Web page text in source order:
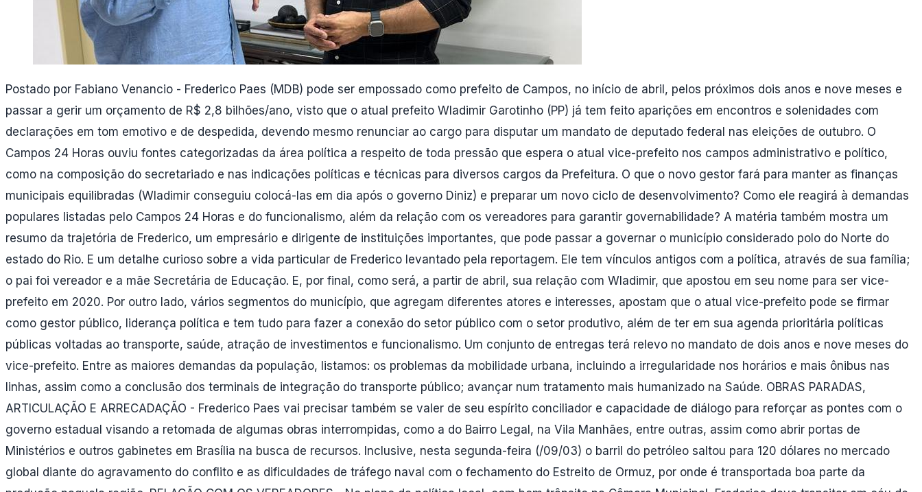
Postado por Fabiano Venancio - Frederico Paes (MDB) pode ser empossado como prefeito de Campos, no início de abril, pelos próximos dois anos e nove meses e
passar a gerir um orçamento de R$ 2,8 bilhões/ano, visto que o atual prefeito Wladimir Garotinho (PP) já tem feito aparições em encontros e solenidades com
declarações em tom emotivo e de despedida, devendo mesmo renunciar ao cargo para disputar um mandato de deputado federal nas eleições de outubro. O
Campos 24 Horas ouviu fontes categorizadas da área política a respeito de toda pressão que espera o atual vice-prefeito nos campos administrativo e político,
como na composição do secretariado e nas indicações políticas e técnicas para diversos cargos da Prefeitura. O que o novo gestor fará para manter as finanças
municipais equilibradas (Wladimir conseguiu colocá-las em dia após o governo Diniz) e preparar um novo ciclo de desenvolvimento? Como ele reagirá à demandas
populares listadas pelo Campos 24 Horas e do funcionalismo, além da relação com os vereadores para garantir governabilidade? A matéria também mostra um
resumo da trajetória de Frederico, um empresário e dirigente de instituições importantes, que pode passar a governar o município considerado polo do Norte do
estado do Rio. E um detalhe curioso sobre a vida particular de Frederico levantado pela reportagem. Ele tem vínculos antigos com a política, através de sua família;
o pai foi vereador e a mãe Secretária de Educação. E, por final, como será, a partir de abril, sua relação com Wladimir, que apostou em seu nome para ser vice-
prefeito em 2020. Por outro lado, vários segmentos do município, que agregam diferentes atores e interesses, apostam que o atual vice-prefeito pode se firmar
como gestor público, liderança política e tem tudo para fazer a conexão do setor público com o setor produtivo, além de ter em sua agenda prioritária políticas
públicas voltadas ao transporte, saúde, atração de investimentos e funcionalismo. Um conjunto de entregas terá relevo no mandato de dois anos e nove meses do
vice-prefeito. Entre as maiores demandas da população, listamos: os problemas da mobilidade urbana, incluindo a irregularidade nos horários e mais ônibus nas
linhas, assim como a conclusão dos terminais de integração do transporte público; avançar num tratamento mais humanizado na Saúde. OBRAS PARADAS,
ARTICULAÇÃO E ARRECADAÇÃO - Frederico Paes vai precisar também se valer de seu espírito conciliador e capacidade de diálogo para reforçar as pontes com o
governo estadual visando a retomada de algumas obras interrompidas, como a do Bairro Legal, na Vila Manhães, entre outras, assim como abrir portas de
Ministérios e outros gabinetes em Brasília na busca de recursos. Inclusive, nesta segunda-feira (/09/03) o barril do petróleo saltou para 120 dólares no mercado
global diante do agravamento do conflito e as dificuldades de tráfego naval com o fechamento do Estreito de Ormuz, por onde é transportada boa parte da